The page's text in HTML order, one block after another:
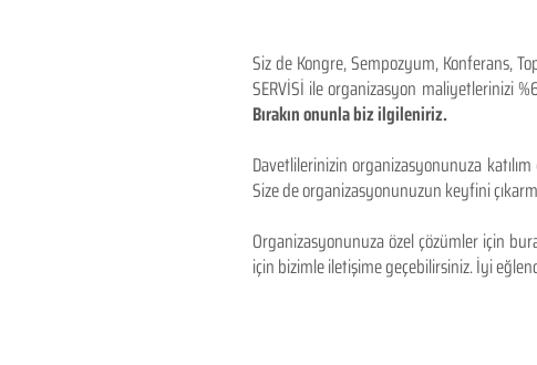
Siz de Kongre, Sempozyum, Konferans,
SERVİSİ ile organizasyon maliyetlerinizi
Bırakın onunla biz ilgileniriz.
Davetlilerinizin organizasyonunuza
Size de organizasyonunuzun keyfini
Organizasyonunuza özel çözümler için
için bizimle iletişime geçebilirsiniz. İyi